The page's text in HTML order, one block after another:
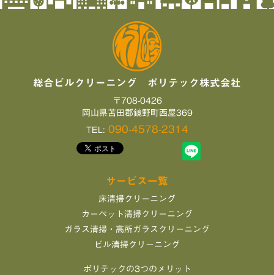
総合ビルクリーニング ポリテック株式会社
〒708-0426
岡山県苫田郡鏡野町西屋369
TEL: 090-4578-2314
サービス一覧
床清掃クリーニング
カーペット清掃クリーニング
ガラス清掃・高所ガラスクリーニング
ビル清掃クリーニング
ポリテックの3つのメリット